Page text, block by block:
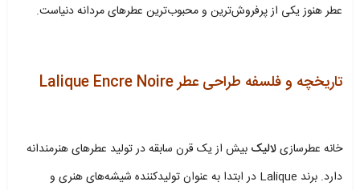
عطر هنوز یکی از پرفروش‌ترین و محبوب‌ترین عطرهای مردانه دنیاست.
تاریخچه و فلسفه طراحی عطر Lalique Encre Noire
خانه عطرسازیلالیک بیش از یک قرن سابقه در تولید عطرهای هنرمندانه
دارد. برند Lalique در ابتدا به عنوان تولیدکننده شیشه‌های هنری و